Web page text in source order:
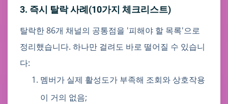
3. 즉시 탈락 사례(10가지 체크리스트)
탈락한 86개 채널의 공통점을 '피해야 할 목록'으로
정리했습니다. 하나만 걸려도 바로 떨어질 수 있습니
다:
멤버가 실제 활성도가 부족해 조회와 상호작용
이 거의 없음;